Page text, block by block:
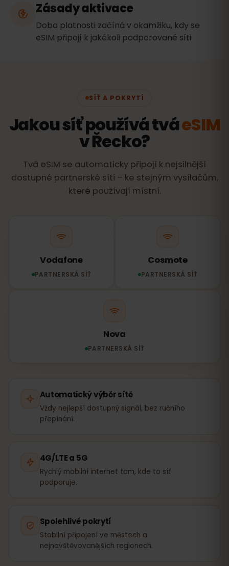
Zásady aktivace
Doba platnosti začíná v okamžiku, kdy se
eSIM připojí k jakékoli podporované síti.
SÍŤ A POKRYTÍ
Jakou síť používá tváeSIM
v Řecko?
Tvá eSIM se automaticky připojí k nejsilnější
dostupné partnerské síti – ke stejným vysílačům,
které používají místní.
Vodafone
PARTNERSKÁ SÍŤ
Cosmote
PARTNERSKÁ SÍŤ
Nova
PARTNERSKÁ SÍŤ
Automatický výběr sítě
Vždy nejlepší dostupný signál, bez ručního
přepínání.
4G/LTE a 5G
Rychlý mobilní internet tam, kde to síť
podporuje.
Spolehlivé pokrytí
Stabilní připojení ve městech a
nejnavštěvovanějších regionech.